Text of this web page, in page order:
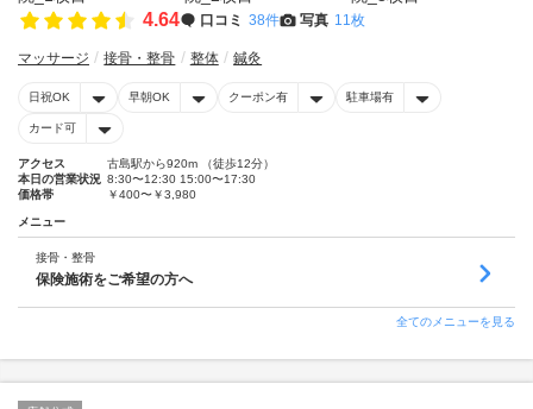
4.64 口コミ 38件 写真 11枚
マッサージ 接骨・整骨 整体 鍼灸
日祝OK 早朝OK クーポン有 駐車場有
カード可
アクセス
古島駅から920m （徒歩12分）
本日の営業状況 8:30〜12:30 15:00〜17:30
価格帯
￥400〜￥3,980
メニュー
接骨・整骨
保険施術をご希望の方へ
全てのメニューを見る